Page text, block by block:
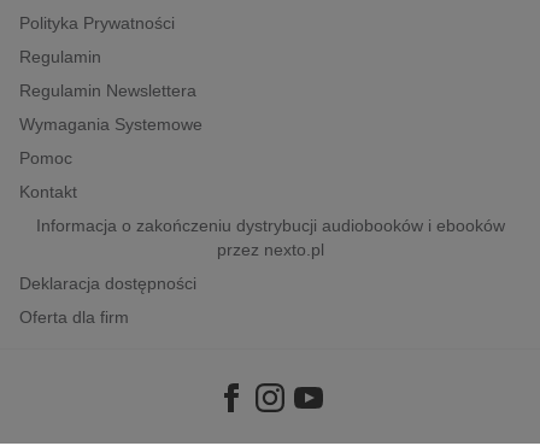
Polityka Prywatności
Regulamin
Regulamin Newslettera
Wymagania Systemowe
Pomoc
Kontakt
Informacja o zakończeniu dystrybucji audiobooków i ebooków
przez nexto.pl
Deklaracja dostępności
Oferta dla firm